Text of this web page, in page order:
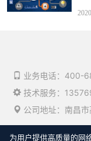
够
业务电话： 400-
技术服务：
公司地址：南昌
为用户提供高质量的网